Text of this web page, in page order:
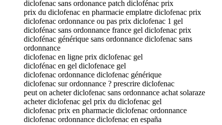
diclofenac sans ordonance patch diclofénac prix
prix du diclofenac en pharmacie emplatre diclofenac prix
diclofenac ordonnance ou pas prix diclofenac 1 gel
diclofénac sans ordonnance france gel diclofenac prix
diclofénac générique sans ordonnance diclofenac sans
ordonnance
diclofenac en ligne prix diclofenac gel
diclofénac en gel diclofenace gel
diclofenac ordonnance diclofenac générique
diclofenac sur ordonnance ? prescrire diclofenac
peut on acheter diclofenac sans ordonnance achat solaraze
acheter diclofenac gel prix du diclofenac gel
diclofenac prix en pharmacie diclofenac ordonnance
diclofenac ordonnance diclofenac en españa